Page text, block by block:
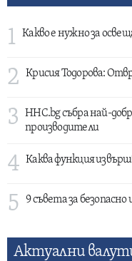
1 Какво е нужно за
2 Крисия Тодорова:
3
HHC.bg събра най-
производители
4 Каква функция
5 9 съвета за
Актуални